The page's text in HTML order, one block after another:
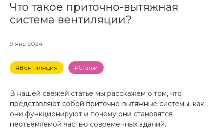
Что такое приточно-вытяжная
система вентиляции?
9 янв 2024
#Вентиляция #Статьи
В нашей свежей статье мы расскажем о том, что
представляют собой приточно-вытяжные системы, как
они функционируют и почему они становятся
неотъемлемой частью современных зданий.